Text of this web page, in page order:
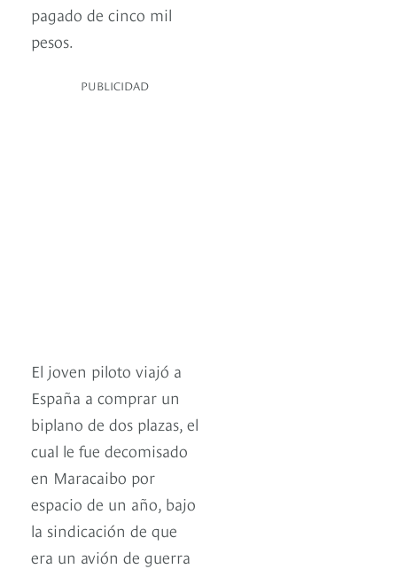
pagado de cinco mil
pesos.
PUBLICIDAD
El joven piloto viajó a
España a comprar un
biplano de dos plazas, el
cual le fue decomisado
en Maracaibo por
espacio de un año, bajo
la sindicación de que
era un avión de guerra